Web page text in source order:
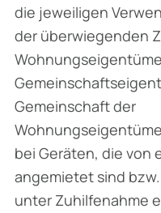
die jeweiligen
der überwiegenden
Gemeinschaft der
bei Geräten, die von
angemietet sind
unter Zuhilfenahme